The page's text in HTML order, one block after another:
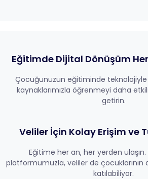
Eğitimde Dijital Dönüşüm Her
Çocuğunuzun eğitiminde teknolojiyle
kaynaklarımızla öğrenmeyi daha
getirin.
Veliler İçin Kolay Erişim ve
Eğitime her an, her yerden ulaşın.
platformumuzla, veliler de çocuklarının
katılabiliyor.